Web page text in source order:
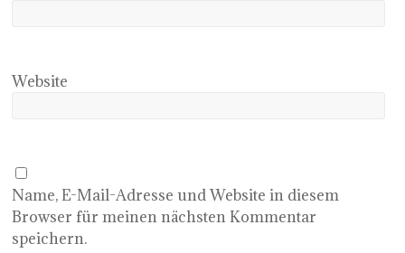
Website
Name, E-Mail-Adresse und Website in diesem
Browser für meinen nächsten Kommentar
speichern.